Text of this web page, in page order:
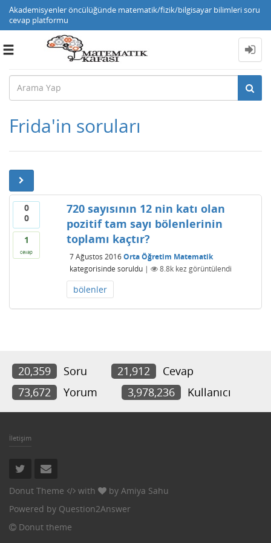
Akademisyenler öncülüğünde matematik/fizik/bilgisayar bilimleri soru
cevap platformu
Toggle
Frida'in soruları
0
0
1
cevap
720 sayısının 12 nin katı olan
pozitif tam sayı bölenlerinin
toplamı kaçtır?
7 Ağustos 2016 Orta Öğretim Matematik
kategorisinde soruldu | 8.8kkez görüntülendi
bölenler
20,359 Soru 21,912
Cevap
73,672
Yorum 3,978,236 Kullanıcı
İletişim
Donut Theme with by Amiya Sahu
Powered by Question2Answer
Donut theme